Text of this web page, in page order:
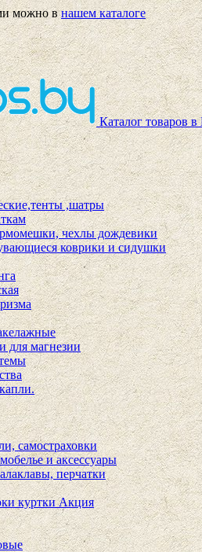
можно внашем каталоге
Каталог товаров в
,шатры
чехлы дождевики
коврики и сидушки
для магнезии
самостраховки
и аксессуары
перчатки
куртки Акция